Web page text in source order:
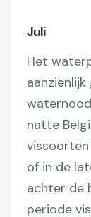
Juli
Het
natte
of in de
achter de
periode